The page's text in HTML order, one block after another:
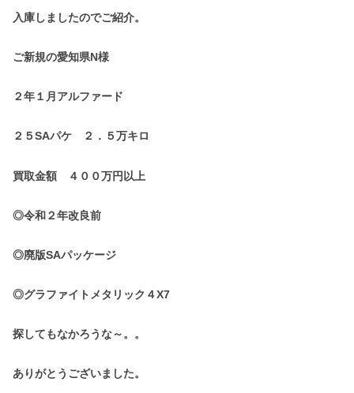
入庫しましたのでご紹介。
ご新規の愛知県N様
２年１月アルファード
２５SAパケ ２．５万キロ
買取金額 ４００万円以上
◎令和２年改良前
◎廃版SAパッケージ
◎グラファイトメタリック４X7
探してもなかろうな～。。
ありがとうございました。